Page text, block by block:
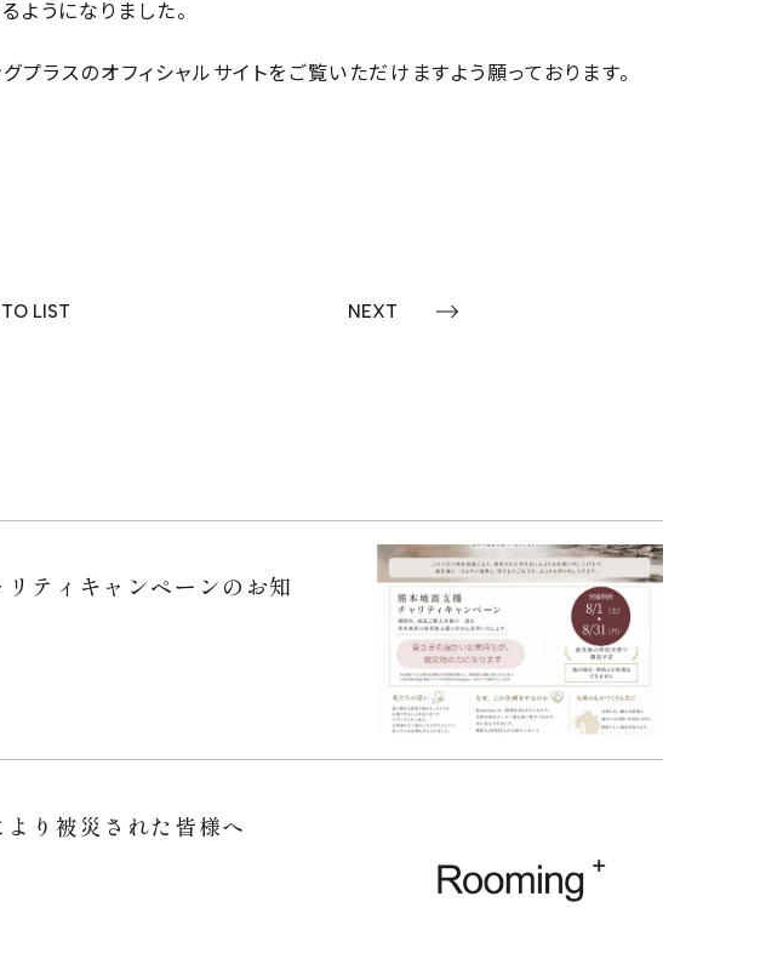
ようになりました。
プラスのオフィシャルサイトをご覧いただけますよう願っております。
LIST NEXT
ティキャンペーンのお知
り被災された皆様へ